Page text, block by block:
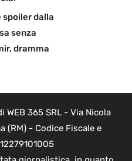
spoiler dalla
senza
dramma
365 SRL - Via Nicola
(RM) - Codice Fiscale e